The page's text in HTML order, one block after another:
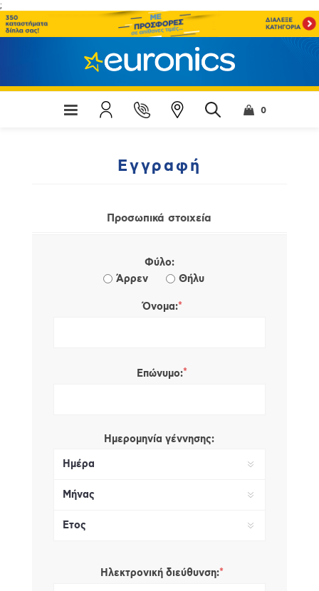
;
0
Εγγραφή
Προσωπικά στοιχεία
Φύλο:
Άρρεν
Θήλυ
Όνομα:*
Επώνυμο:*
Ημερομηνία γέννησης:
Ηλεκτρονική διεύθυνση:*